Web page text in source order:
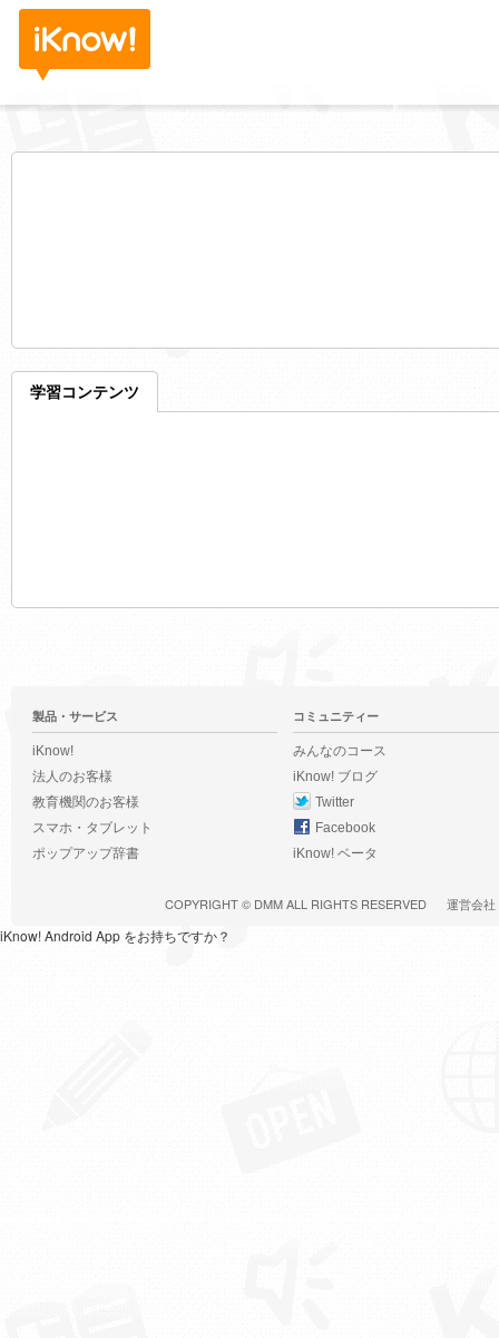
学習コンテンツ
製品・サービス
iKnow!
法人のお客様
教育機関のお客様
スマホ・タブレット
ポップアップ辞書
コミュニティー
みんなのコース
iKnow! ブログ
Twitter
Facebook
iKnow! ベータ
COPYRIGHT © DMMALL RIGHTS RESERVED 運営会社
iKnow! Android App をお持ちですか？